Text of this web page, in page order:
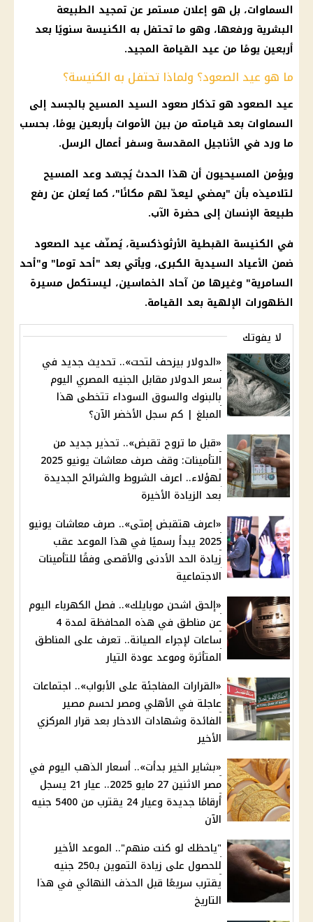
السماوات، بل هو إعلان مستمر عن تمجيد الطبيعة
البشرية ورفعها، وهو ما تحتفل به الكنيسة سنويًا بعد
أربعين يومًا من عيد القيامة المجيد.
ما هو عيد الصعود؟ ولماذا تحتفل به الكنيسة؟
عيد الصعود هو تذكار صعود السيد المسيح بالجسد إلى
السماوات بعد قيامته من بين الأموات بأربعين يومًا، بحسب
ما ورد في الأناجيل المقدسة وسفر أعمال الرسل.
ويؤمن المسيحيون أن هذا الحدث يُجسّد وعد المسيح
لتلاميذه بأن "يمضي ليعدّ لهم مكانًا"، كما يُعلن عن رفع
طبيعة الإنسان إلى حضرة الآب.
في الكنيسة القبطية الأرثوذكسية، يُصنّف عيد الصعود
ضمن الأعياد السيدية الكبرى، ويأتي بعد "أحد توما" و"أحد
السامرية" وغيرها من آحاد الخماسين، ليستكمل مسيرة
الظهورات الإلهية بعد القيامة.
لا يفوتك
«الدولار بيزحف لتحت».. تحديث جديد في
سعر الدولار مقابل الجنيه المصري اليوم
بالبنوك والسوق السوداء تتخطى هذا
المبلغ | كم سجل الأخضر الآن؟
«قبل ما تروح تقبض».. تحذير جديد من
التأمينات: وقف صرف معاشات يونيو 2025
لهؤلاء.. اعرف الشروط والشرائح الجديدة
بعد الزيادة الأخيرة
«اعرف هتقبض إمتى».. صرف معاشات يونيو
2025 يبدأ رسميًا في هذا الموعد عقب
زيادة الحد الأدنى والأقصى وفقًا للتأمينات
الاجتماعية
«إلحق اشحن موبايلك».. فصل الكهرباء اليوم
عن مناطق في هذه المحافظة لمدة 4
ساعات لإجراء الصيانة.. تعرف على المناطق
المتأثرة وموعد عودة التيار
«القرارات المفاجئة على الأبواب».. اجتماعات
عاجلة في الأهلي ومصر لحسم مصير
الفائدة وشهادات الادخار بعد قرار المركزي
الأخير
«بشاير الخير بدأت».. أسعار الذهب اليوم في
مصر الاثنين 27 مايو 2025.. عيار 21 يسجل
أرقامًا جديدة وعيار 24 يقترب من 5400 جنيه
الآن
"ياحظك لو كنت منهم".. الموعد الأخير
للحصول على زيادة التموين بـ250 جنيه
يقترب سريعًا قبل الحذف النهائي في هذا
التاريخ